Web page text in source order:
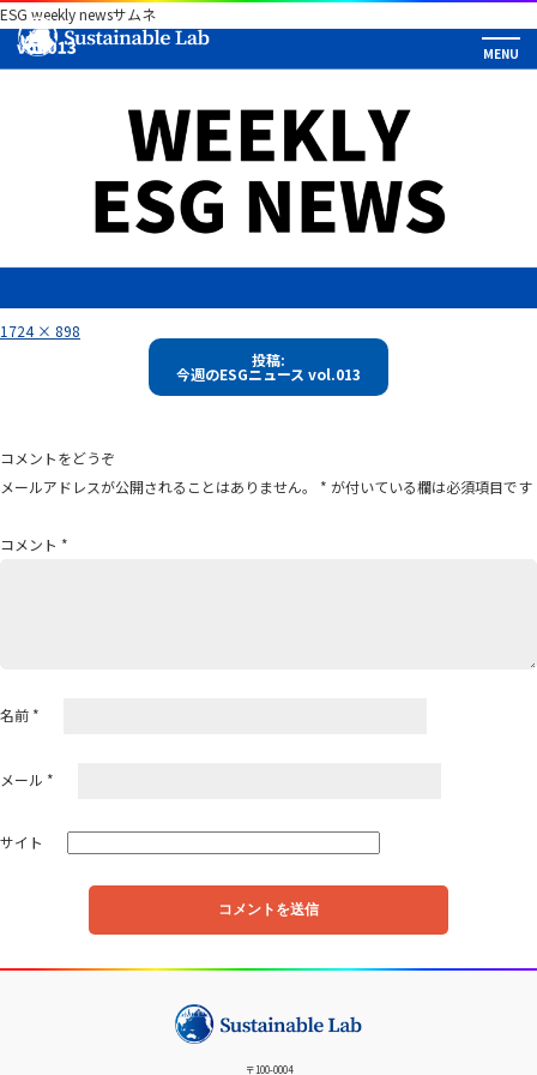
ESG weekly newsサムネ
フ
ル
1724 × 898
ゲ
ー
ョ
投稿:
今週のESGニュース vol.013
コメントをどうぞ
メールアドレスが公開されることはありません。
* が付いている欄は必須項目です
コメント *
名前 *
メール *
サイト
〒100-0004